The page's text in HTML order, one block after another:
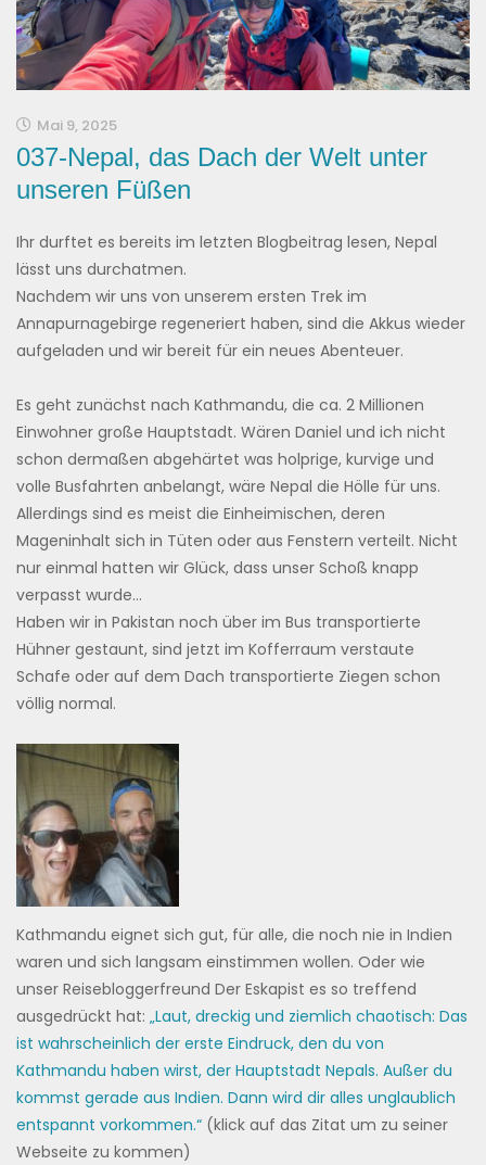
Mai 9, 2025
037-Nepal, das Dach der Welt unter
unseren Füßen
Ihr durftet es bereits im letzten Blogbeitrag lesen, Nepal
lässt uns durchatmen.
Nachdem wir uns von unserem ersten Trek im
Annapurnagebirge regeneriert haben, sind die Akkus wieder
aufgeladen und wir bereit für ein neues Abenteuer.
Es geht zunächst nach Kathmandu, die ca. 2 Millionen
Einwohner große Hauptstadt. Wären Daniel und ich nicht
schon dermaßen abgehärtet was holprige, kurvige und
volle Busfahrten anbelangt, wäre Nepal die Hölle für uns.
Allerdings sind es meist die Einheimischen, deren
Mageninhalt sich in Tüten oder aus Fenstern verteilt. Nicht
nur einmal hatten wir Glück, dass unser Schoß knapp
verpasst wurde…
Haben wir in Pakistan noch über im Bus transportierte
Hühner gestaunt, sind jetzt im Kofferraum verstaute
Schafe oder auf dem Dach transportierte Ziegen schon
völlig normal.
Kathmandu eignet sich gut, für alle, die noch nie in Indien
waren und sich langsam einstimmen wollen. Oder wie
unser Reisebloggerfreund Der Eskapist es so treffend
ausgedrückt hat: „Laut, dreckig und ziemlich chaotisch: Das
ist wahrscheinlich der erste Eindruck, den du von
Kathmandu haben wirst, der Hauptstadt Nepals. Außer du
kommst gerade aus Indien. Dann wird dir alles unglaublich
entspannt vorkommen.“ (klick auf das Zitat um zu seiner
Webseite zu kommen)